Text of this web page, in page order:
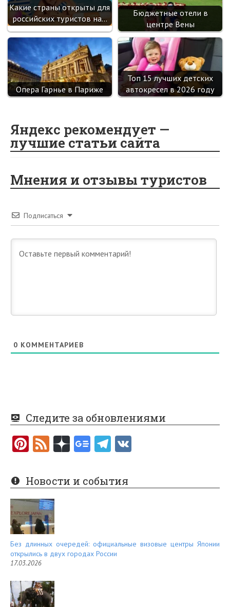
Какие страны открыты для
российских туристов на…
Бюджетные отели в
центре Вены
Опера Гарнье в Париже
Топ 15 лучших детских
автокресел в 2026 году
Яндекс рекомендует —
лучшие статьи сайта
Мнения и отзывы туристов
Подписаться
0 КОММЕНТАРИЕВ
Следите за обновлениями
Pi
er
es
t
F
e
d
Новости и события
Без длинных очередей: официальные визовые центры Японии
открылись в двух городах России
17.03.2026